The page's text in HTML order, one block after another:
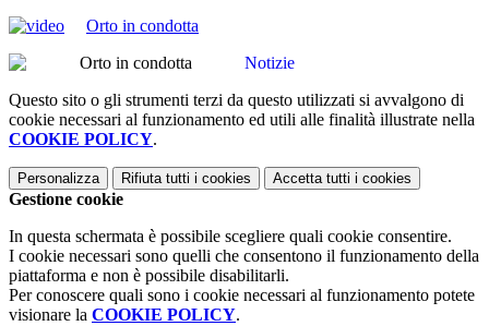
Orto in condotta
Notizie
Questo sito o gli strumenti terzi da questo utilizzati si avvalgono di
cookie necessari al funzionamento ed utili alle finalità illustrate nella
COOKIE POLICY.
Personalizza Rifiuta tutti i cookies Accetta tutti i cookies
Gestione cookie
In questa schermata è possibile scegliere quali cookie consentire.
I cookie necessari sono quelli che consentono il funzionamento della
piattaforma e non è possibile disabilitarli.
Per conoscere quali sono i cookie necessari al funzionamento potete
visionare la COOKIE POLICY.